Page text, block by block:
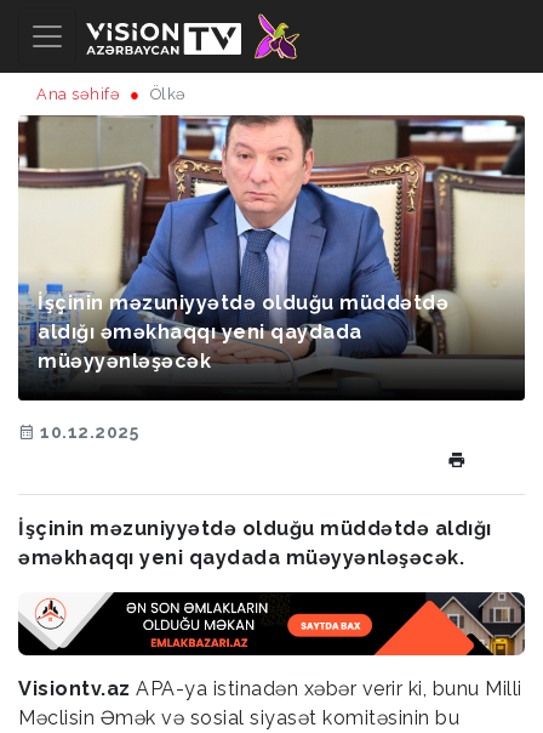
Ana səhifə Ölkə
İşçinin məzuniyyətdə olduğu müddətdə
aldığı əməkhaqqı yeni qaydada
müəyyənləşəcək
10.12.2025
İşçinin məzuniyyətdə olduğu müddətdə aldığı
əməkhaqqı yeni qaydada müəyyənləşəcək.
Visiontv.az APA-ya istinadən xəbər verir ki, bunu Milli
Məclisin Əmək və sosial siyasət komitəsinin bu